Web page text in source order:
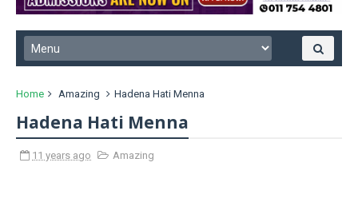
Home Amazing Hadena Hati Menna
Hadena Hati Menna
11 years ago Amazing